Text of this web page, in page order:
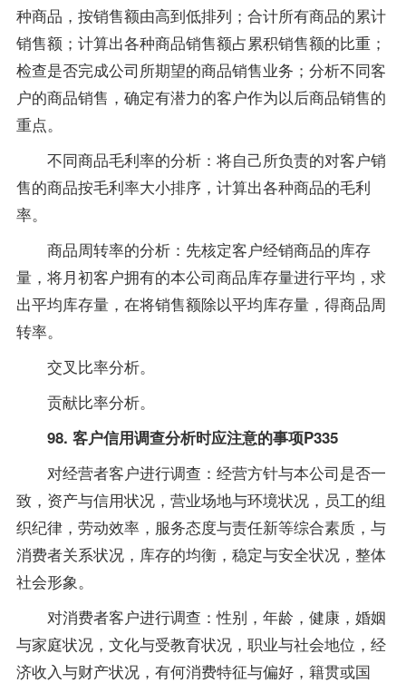
种商品，按销售额由高到低排列；合计所有商品的累计
销售额；计算出各种商品销售额占累积销售额的比重；
检查是否完成公司所期望的商品销售业务；分析不同客
户的商品销售，确定有潜力的客户作为以后商品销售的
重点。
不同商品毛利率的分析：将自己所负责的对客户销
售的商品按毛利率大小排序，计算出各种商品的毛利
率。
商品周转率的分析：先核定客户经销商品的库存
量，将月初客户拥有的本公司商品库存量进行平均，求
出平均库存量，在将销售额除以平均库存量，得商品周
转率。
交叉比率分析。
贡献比率分析。
98. 客户信用调查分析时应注意的事项P335
对经营者客户进行调查：经营方针与本公司是否一
致，资产与信用状况，营业场地与环境状况，员工的组
织纪律，劳动效率，服务态度与责任新等综合素质，与
消费者关系状况，库存的均衡，稳定与安全状况，整体
社会形象。
对消费者客户进行调查：性别，年龄，健康，婚姻
与家庭状况，文化与受教育状况，职业与社会地位，经
济收入与财产状况，有何消费特征与偏好，籍贯或国